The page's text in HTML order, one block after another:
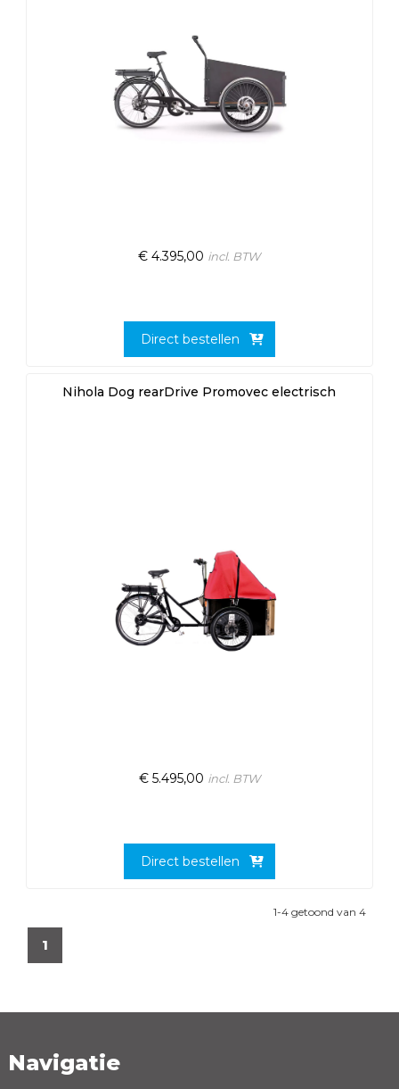
€ 4.395,00 incl. BTW
Direct bestellen
Nihola Dog rearDrive Promovec electrisch
€ 5.495,00 incl. BTW
Direct bestellen
1-4 getoond van 4
1
Navigatie